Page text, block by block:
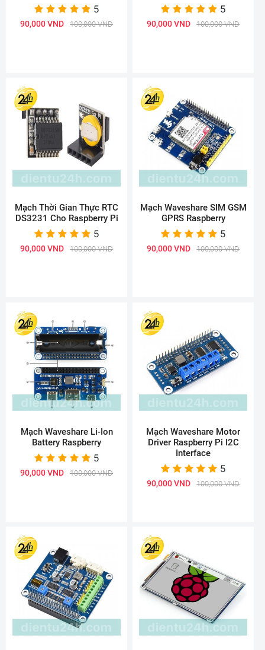
5
90,000 VND 100,000 VND
5
90,000 VND 100,000 VND
Mạch Thời Gian Thực RTC
DS3231 Cho Raspberry Pi
5
90,000 VND 100,000 VND
Mạch Waveshare SIM GSM
GPRS Raspberry
5
90,000 VND 100,000 VND
Mạch Waveshare Li-Ion
Battery Raspberry
5
90,000 VND 100,000 VND
Mạch Waveshare Motor
Driver Raspberry Pi I2C
Interface
5
90,000 VND 100,000 VND